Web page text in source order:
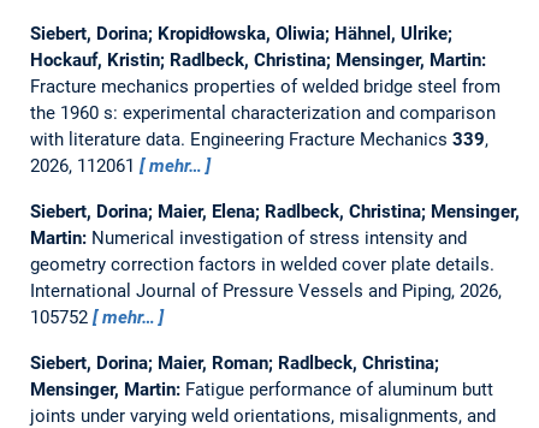
Siebert, Dorina; Kropidłowska, Oliwia; Hähnel, Ulrike;
Hockauf, Kristin; Radlbeck, Christina; Mensinger, Martin:
Fracture mechanics properties of welded bridge steel from
the 1960 s: experimental characterization and comparison
with literature data. Engineering Fracture Mechanics 339,
2026, 112061
mehr…
Siebert, Dorina; Maier, Elena; Radlbeck, Christina; Mensinger,
Martin: Numerical investigation of stress intensity and
geometry correction factors in welded cover plate details.
International Journal of Pressure Vessels and Piping, 2026,
105752
mehr…
Siebert, Dorina; Maier, Roman; Radlbeck, Christina;
Mensinger, Martin: Fatigue performance of aluminum butt
joints under varying weld orientations, misalignments, and